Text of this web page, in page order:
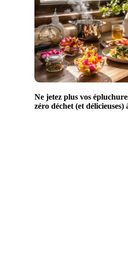
Ne jetez plus vos
zéro déchet (et délicieuses)